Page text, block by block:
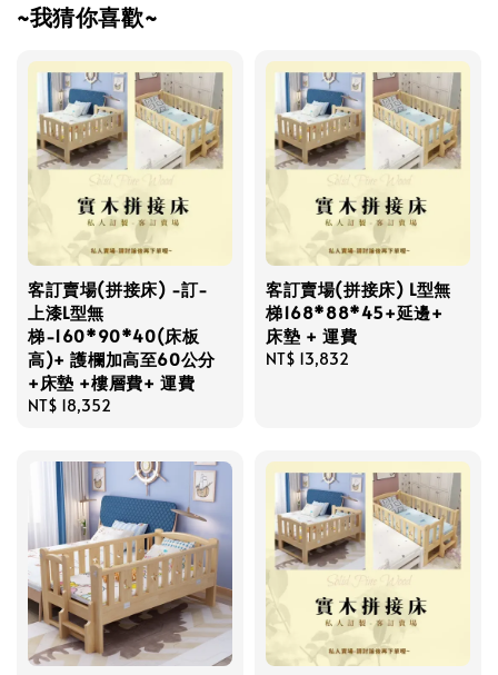
~我猜你喜歡~
客訂賣場(拼接床) -訂-
上漆L型無
梯-160*90*40(床板
高)+ 護欄加高至60公分
+床墊 +樓層費+ 運費
Regular
NT$ 18,352
客訂賣場(拼接床) L型無
梯168*88*45+延邊+
床墊 + 運費
Regular
NT$ 13,832